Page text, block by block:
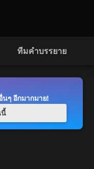
ทีมคำบรรยาย
นๆ อีกมากมาย!
นี้